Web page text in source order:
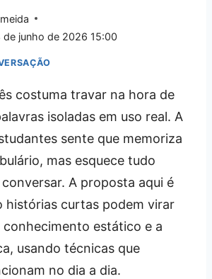
de junho de 2026 15:00
costuma travar na hora de
isoladas em uso real. A
sente que memoriza
mas esquece tudo
A proposta aqui é
histórias curtas podem virar
estático e a
usando técnicas que
no dia a dia.